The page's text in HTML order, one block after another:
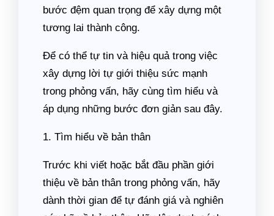
bước đệm quan trọng để xây dựng một
tương lai thành công.
Để có thể tự tin và hiệu quả trong việc
xây dựng lời tự giới thiệu sức mạnh
trong phỏng vấn, hãy cùng tìm hiểu và
áp dụng những bước đơn giản sau đây.
1. Tìm hiểu về bản thân
Trước khi viết hoặc bắt đầu phần giới
thiệu về bản thân trong phỏng vấn, hãy
dành thời gian để tự đánh giá và nghiên